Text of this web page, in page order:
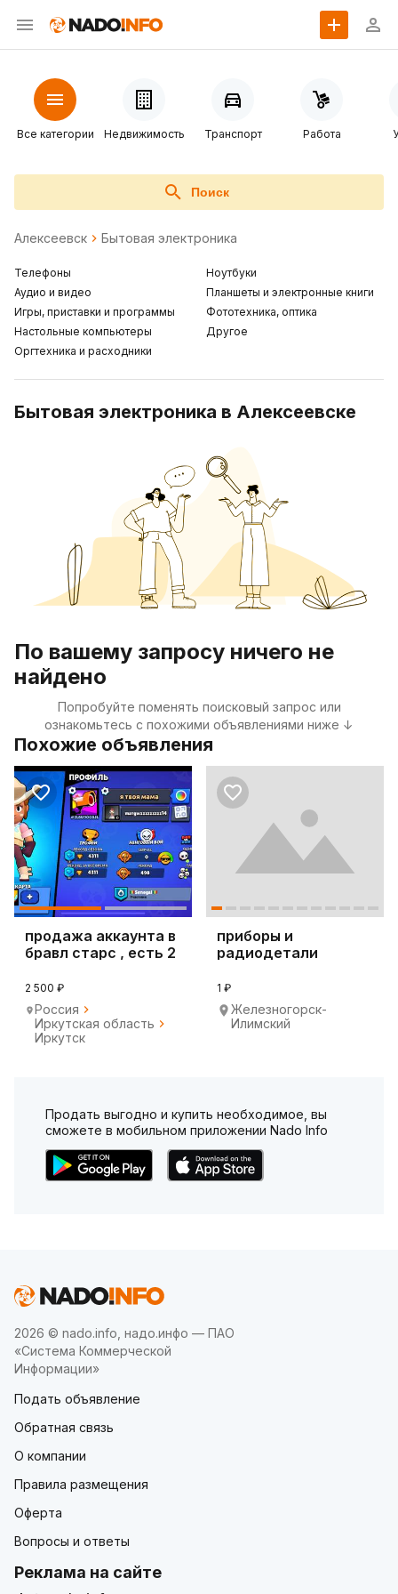
Все категории Недвижимость Транспорт Работа
Поиск
Алексеевск Бытовая электроника
Телефоны
Аудио и видео
Игры, приставки и программы
Настольные компьютеры
Оргтехника и расходники
Ноутбуки
Планшеты и электронные книги
Фототехника, оптика
Другое
Бытовая электроника в Алексеевске
По вашему запросу ничего не
найдено
Попробуйте поменять поисковый запрос или
ознакомьтесь с похожими объявлениями ниже ↓
Похожие объявления
продажа аккаунта в
бравл старс , есть 2
2 500 ₽
Россия
Иркутская область
Иркутск
приборы и
радиодетали
1 ₽
Железногорск-
Илимский
Продать выгодно и купить необходимое, вы
сможете в мобильном приложении Nado Info
2026 © nado.info, надо.инфо — ПАО
«Система Коммерческой
Информации»
Подать объявление
Обратная связь
О компании
Правила размещения
Оферта
Вопросы и ответы
Реклама на сайте